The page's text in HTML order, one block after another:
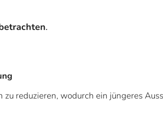
.
reduzieren, wodurch ein jüngeres